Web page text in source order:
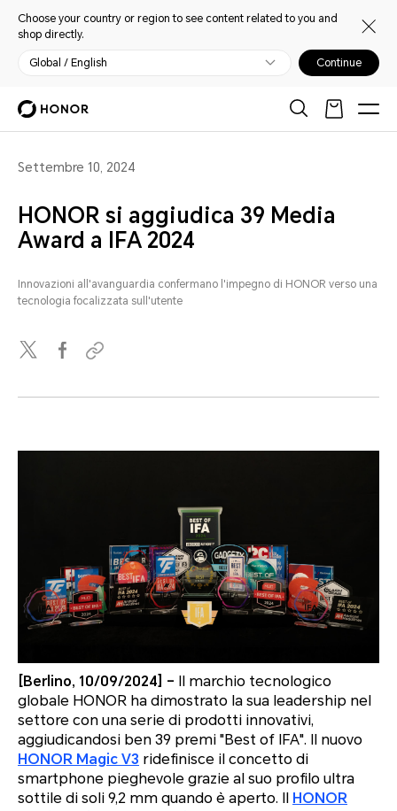
Choose your country or region to see content related to you and
shop directly.
Global / English Continue
Settembre 10, 2024
HONOR si aggiudica 39 Media
Award a IFA 2024
Innovazioni all'avanguardia confermano l'impegno di HONOR verso una
tecnologia focalizzata sull'utente
[Berlino, 10/09/2024] –
Il marchio tecnologico
globale HONOR ha dimostrato la sua leadership nel
settore con una serie di prodotti innovativi,
aggiudicandosi ben 39 premi "Best of IFA". Il nuovo
HONOR Magic V3 ridefinisce il concetto di
smartphone pieghevole grazie al suo profilo ultra
sottile di soli 9,2 mm quando è aperto. Il
HONOR